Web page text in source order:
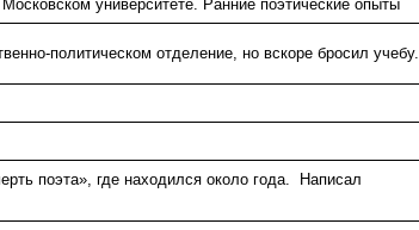
университете. Ранние поэтические опыты
политическом отделение, но вскоре бросил учебу.
поэта», где находился около года. Написал